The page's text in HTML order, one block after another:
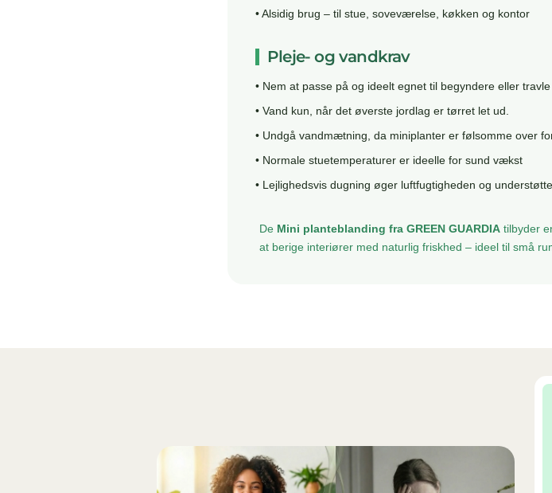
• Alsidig brug – til stue, soveværelse, køkken og kontor
Pleje- og vandkrav
• Nem at passe på og ideelt egnet til begyndere eller
• Vand kun, når det øverste jordlag er tørret let ud.
• Undgå vandmætning, da miniplanter er følsomme over
• Normale stuetemperaturer er ideelle for sund vækst
• Lejlighedsvis dugning øger luftfugtigheden og
De Mini planteblanding fra GREEN GUARDIA tilbyder
at berige interiører med naturlig friskhed – ideel til små